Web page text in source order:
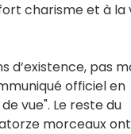
charisme et à la
d’existence, pas
officiel en
vue". Le reste du
morceaux ont